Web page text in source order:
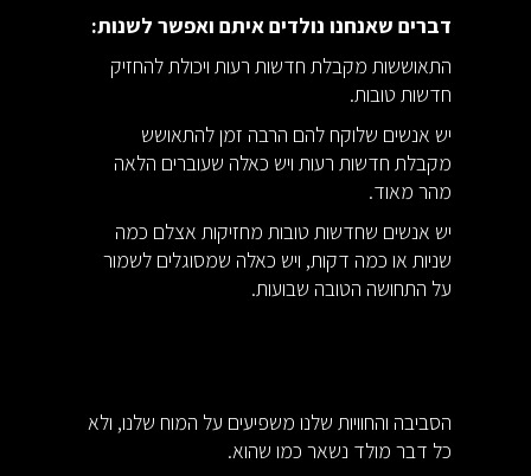
דברים שאנחנו נולדים איתם ואפשר לשנות:
התאוששות מקבלת חדשות רעות ויכולת להחזיק
חדשות טובות.
יש אנשים שלוקח להם הרבה זמן להתאושש
מקבלת חדשות רעות ויש כאלה שעוברים הלאה
מהר מאוד.
יש אנשים שחדשות טובות מחזיקות אצלם כמה
שניות או כמה דקות, ויש כאלה שמסוגלים לשמור
על התחושה הטובה שבועות.
הסביבה והחוויות שלנו משפיעים על המוח שלנו, ולא
כל דבר מולד נשאר כמו שהוא.